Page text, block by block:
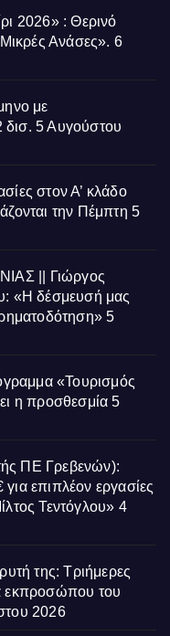
2026» : Θερινό
Ανάσες». 6
με
5 Αυγούστου
στον Α’ κλάδο
την Πέμπτη 5
|| Γιώργος
«Η δέσμευσή μας
5
«Τουρισμός
η προσθεσμία 5
ΠΕ Γρεβενών):
επιπλέον εργασίες
Τεντόγλου» 4
της: Τριήμερες
εκπροσώπου του
2026